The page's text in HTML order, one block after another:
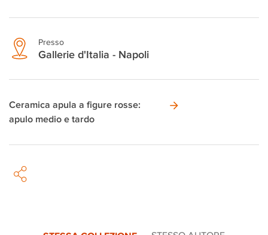
Presso
Gallerie d'Italia - Napoli
Ceramica apula a figure rosse:
apulo medio e tardo